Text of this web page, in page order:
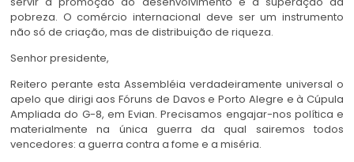
pobreza. O comércio internacional deve ser um instrumento
não só de criação, mas de distribuição de riqueza.
Senhor presidente,
Reitero perante esta Assembléia verdadeiramente universal o
apelo que dirigi aos Fóruns de Davos e Porto Alegre e à Cúpula
Ampliada do G-8, em Evian. Precisamos engajar-nos política e
materialmente na única guerra da qual sairemos todos
vencedores: a guerra contra a fome e a miséria.